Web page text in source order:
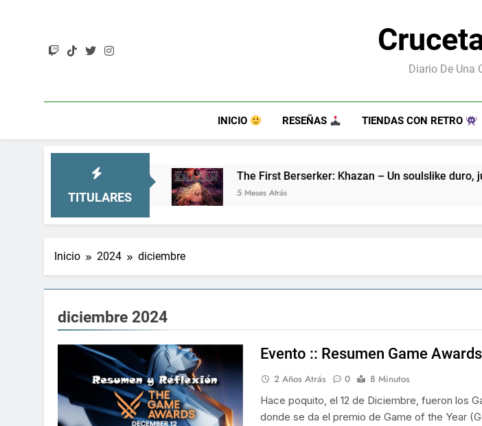
Diario De Una
INICIO RESEÑAS TIENDAS CON RETRO
TITULARES
The First Berserker: Khazan – Un soulslike duro, justo y lleno de
5 Meses Atrás
Inicio 2024 diciembre
diciembre 2024
Evento :: Resumen Game
2 Años Atrás 0
8 Minutos
Hace poquito, el 12 de Diciembre, fueron los
donde se da el premio de Game of the Year